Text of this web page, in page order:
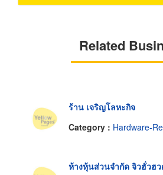
Related
ร้าน เจริญโลหะกิจ
Category : Hardware-
ห้างหุ้นส่วนจำกัด จิวฮั่วฮว